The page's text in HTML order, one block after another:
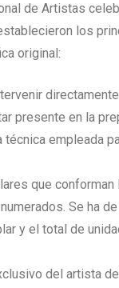
de Artistas
los
original:
presente en la
técnica empleada
que conforman
Se ha
y el total de
del artista